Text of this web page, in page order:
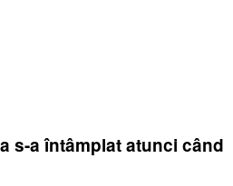
s-a întâmplat atunci când